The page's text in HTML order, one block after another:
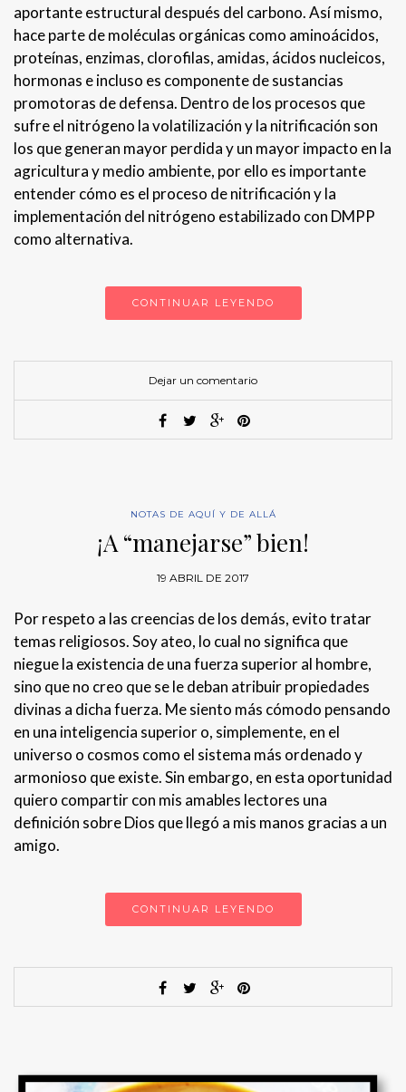
aportante estructural después del carbono. Así mismo,
hace parte de moléculas orgánicas como aminoácidos,
proteínas, enzimas, clorofilas, amidas, ácidos nucleicos,
hormonas e incluso es componente de sustancias
promotoras de defensa. Dentro de los procesos que
sufre el nitrógeno la volatilización y la nitrificación son
los que generan mayor perdida y un mayor impacto en la
agricultura y medio ambiente, por ello es importante
entender cómo es el proceso de nitrificación y la
implementación del nitrógeno estabilizado con DMPP
como alternativa.
CONTINUAR LEYENDO
Dejar un comentario
NOTAS DE AQUÍ Y DE ALLÁ
¡A “manejarse” bien!
19 ABRIL DE 2017
Por respeto a las creencias de los demás, evito tratar
temas religiosos. Soy ateo, lo cual no significa que
niegue la existencia de una fuerza superior al hombre,
sino que no creo que se le deban atribuir propiedades
divinas a dicha fuerza. Me siento más cómodo pensando
en una inteligencia superior o, simplemente, en el
universo o cosmos como el sistema más ordenado y
armonioso que existe. Sin embargo, en esta oportunidad
quiero compartir con mis amables lectores una
definición sobre Dios que llegó a mis manos gracias a un
amigo.
CONTINUAR LEYENDO